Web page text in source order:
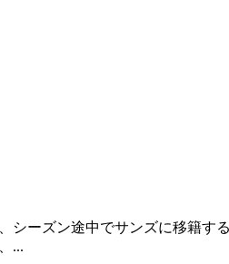
シーズン途中でサンズに移籍
...